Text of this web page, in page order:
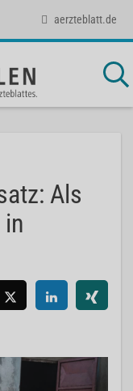
aerzteblatt.de
Als